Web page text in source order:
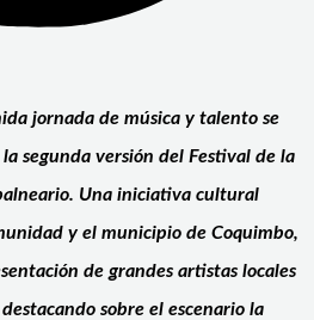
jornada de música y talento se
segunda versión del Festival de la
Una iniciativa cultural
y el municipio de Coquimbo,
de grandes artistas locales
sobre el escenario la